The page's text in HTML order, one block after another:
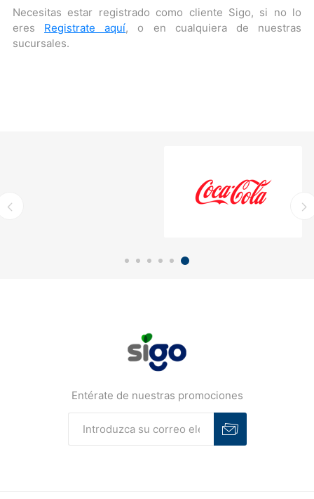
Necesitas estar registrado como cliente Sigo, si no lo
eres Registrate aquí, o en cualquiera de nuestras
sucursales.
Entérate de nuestras promociones